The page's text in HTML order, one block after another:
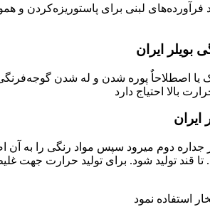
فرآورده‌های لبنی برای پاستوریزه‌کردن و
ایران
یا اصطلاحاٌ پوره شدن و له شدن
بالا احتیاج دارد
ایران
دوم میرود سپس مواد رنگی را به آن
تا قند تولید شود. برای تولید حرارت جهت
استفاده نمود